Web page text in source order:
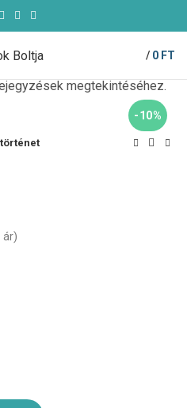
/ 0 FT
-10%
ár)
megtekintéséhez.